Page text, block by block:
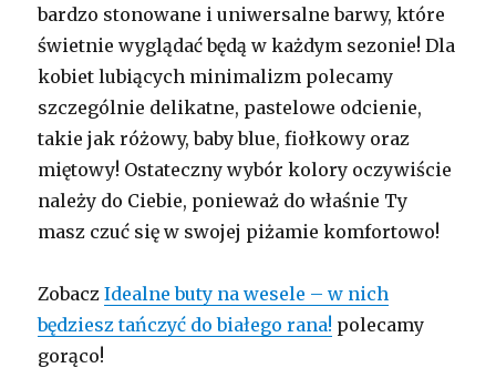
bardzo stonowane i uniwersalne barwy, które
świetnie wyglądać będą w każdym sezonie! Dla
kobiet lubiących minimalizm polecamy
szczególnie delikatne, pastelowe odcienie,
takie jak różowy, baby blue, fiołkowy oraz
miętowy! Ostateczny wybór kolory oczywiście
należy do Ciebie, ponieważ do właśnie Ty
masz czuć się w swojej piżamie komfortowo!
ZobaczIdealne buty na wesele – w nich
będziesz tańczyć do białego rana! polecamy
gorąco!